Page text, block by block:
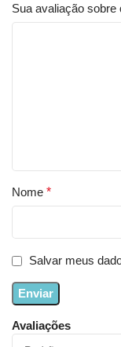
Avaliações
Sua avaliação sobre
Nome *
Salvar meus